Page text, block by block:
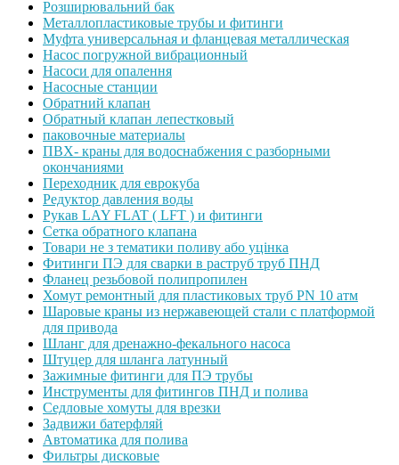
Розширювальний бак
Металлопластиковые трубы и фитинги
Муфта универсальная и фланцевая металлическая
Насос погружной вибрационный
Насоси для опалення
Насосные станции
Обратний клапан
Обратный клапан лепестковый
паковочные материалы
ПВХ- краны для водоснабжения с разборными
окончаниями
Переходник для еврокуба
Редуктор давления воды
Рукав LAY FLAT ( LFT ) и фитинги
Сетка обратного клапана
Товари не з тематики поливу або уцінка
Фитинги ПЭ для сварки в раструб труб ПНД
Фланец резьбовой полипропилен
Хомут ремонтный для пластиковых труб PN 10 атм
Шаровые краны из нержавеющей стали с платформой
для привода
Шланг для дренажно-фекального насоса
Штуцер для шланга латунный
Зажимные фитинги для ПЭ трубы
Инструменты для фитингов ПНД и полива
Седловые хомуты для врезки
Задвижи батерфляй
Автоматика для полива
Фильтры дисковые